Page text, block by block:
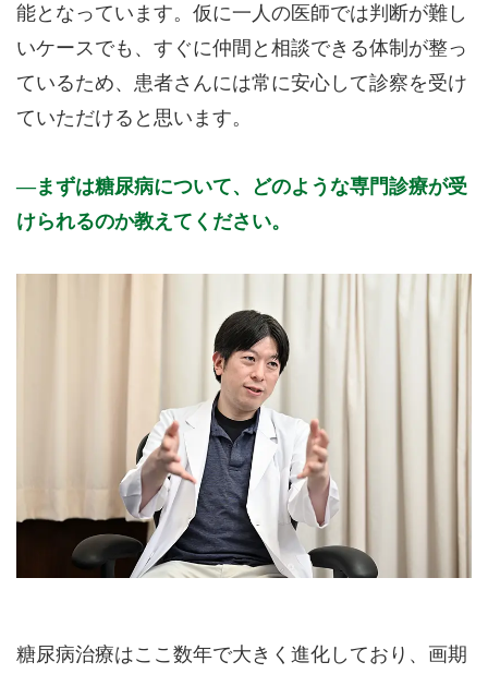
能となっています。仮に一人の医師では判断が難し
いケースでも、すぐに仲間と相談できる体制が整っ
ているため、患者さんには常に安心して診察を受け
ていただけると思います。
まずは糖尿病について、どのような専門診療が受
けられるのか教えてください。
糖尿病治療はここ数年で大きく進化しており、画期